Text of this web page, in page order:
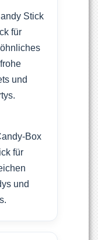
Stick
für
und
Box
für
und